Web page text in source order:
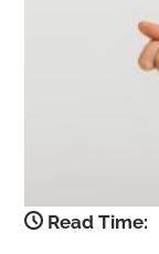
Read Time: